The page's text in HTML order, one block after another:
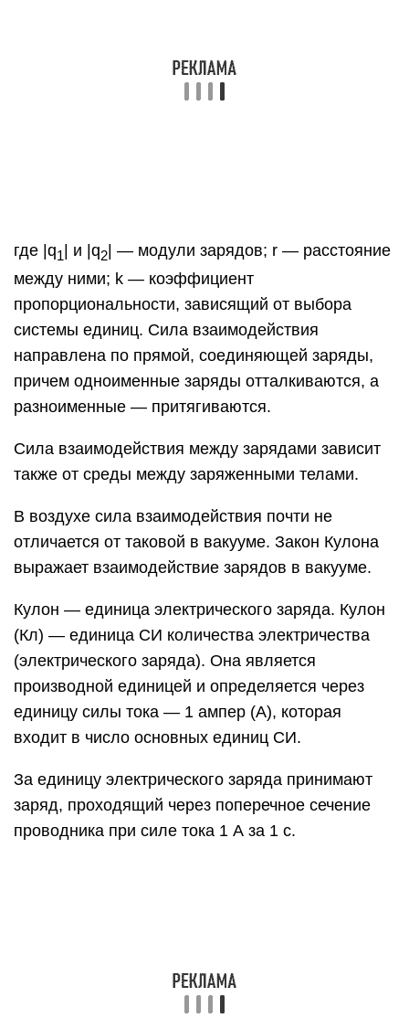
где |q1| и |q2| — модули зарядов; r — расстояние
между ними; k — коэффициент
пропорциональнос­ти, зависящий от выбора
системы единиц. Сила взаимодействия
направлена по прямой, соединя­ющей заряды,
причем одноименные заряды отталкиваются, а
разноименные — притягиваются.
Сила взаимодействия между зарядами зависит
также от среды между заряженными телами.
В воздухе сила взаимодействия почти не
отличается от таковой в вакууме. Закон Кулона
выражает взаимодействие зарядов в вакууме.
Кулон — единица электрического заряда. Кулон
(Кл) — единица СИ количества электричества
(электрического заряда). Она является
производной единицей и определяется через
единицу силы тока — 1 ампер (А), которая
входит в число основных единиц СИ.
За единицу электрического заряда принимают
заряд, проходящий через поперечное сечение
проводника при силе тока 1 А за 1 с.